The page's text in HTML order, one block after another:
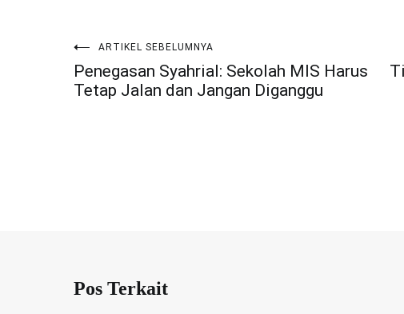
Navigasi
pos
ARTIKEL SEBELUMNYA
Penegasan Syahrial: Sekolah MIS Harus
Tetap Jalan dan Jangan Diganggu
Pos Terkait